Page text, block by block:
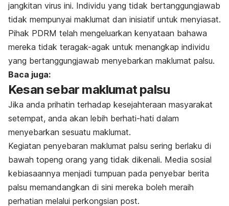
jangkitan virus ini. Individu yang tidak bertanggungjawab
tidak mempunyai maklumat dan inisiatif untuk menyiasat.
Pihak PDRM telah mengeluarkan kenyataan bahawa
mereka tidak teragak-agak untuk menangkap individu
yang bertanggungjawab menyebarkan maklumat palsu.
Baca juga:
Kesan sebar maklumat palsu
Jika anda prihatin terhadap kesejahteraan masyarakat
setempat, anda akan lebih berhati-hati dalam
menyebarkan sesuatu maklumat.
Kegiatan penyebaran maklumat palsu sering berlaku di
bawah topeng orang yang tidak dikenali. Media sosial
kebiasaannya menjadi tumpuan pada penyebar berita
palsu memandangkan di sini mereka boleh meraih
perhatian melalui perkongsian post.